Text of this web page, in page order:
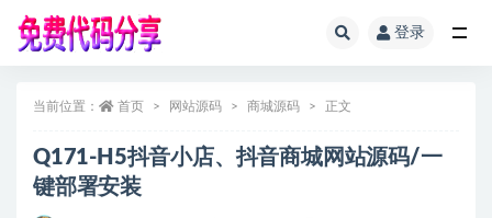
登录
当前位置： 首页 网站源码 商城源码 正文
Q171-H5抖音小店、抖音商城网站源码/一
键部署安装